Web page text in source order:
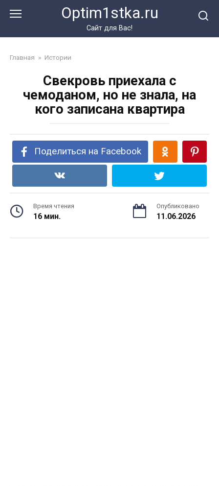
Optim1stka.ru
Сайт для Вас!
Главная » Истории
Свекровь приехала с
чемоданом, но не знала, на
кого записана квартира
Поделиться на Facebook
Время чтения
16 мин.
Опубликовано
11.06.2026